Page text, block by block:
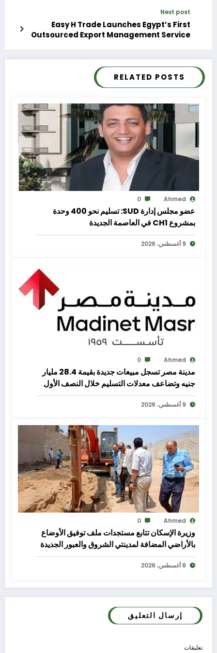
Next post
Easy H Trade Launches Egypt’s First
Outsourced Export Management Service
RELATED POSTS
Ahmed
0
عضو مجلس إدارة SUD: تسليم نحو 400 وحدة
بمشروع CH1 في العاصمة الجديدة
9 أغسطس، 2026
Ahmed
0
مدينة مصر تسجل مبيعات جديدة بقيمة 28.4 مليار
جنيه وتضاعف معدلات التسليم خلال النصف الأول
من 2026
9 أغسطس، 2026
Ahmed
0
وزيرة الإسكان تتابع مستجدات ملف توفيق الأوضاع
بالأراضي المضافة لمدينتي الشروق والعبور الجديدة
8 أغسطس، 2026
إرسال التعليق
تعليقات